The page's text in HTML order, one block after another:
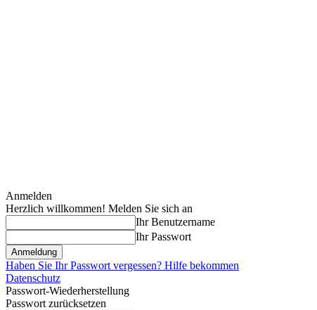
Anmelden
Herzlich willkommen! Melden Sie sich an
Ihr Benutzername
Ihr Passwort
Haben Sie Ihr Passwort vergessen? Hilfe bekommen
Datenschutz
Passwort-Wiederherstellung
Passwort zurücksetzen